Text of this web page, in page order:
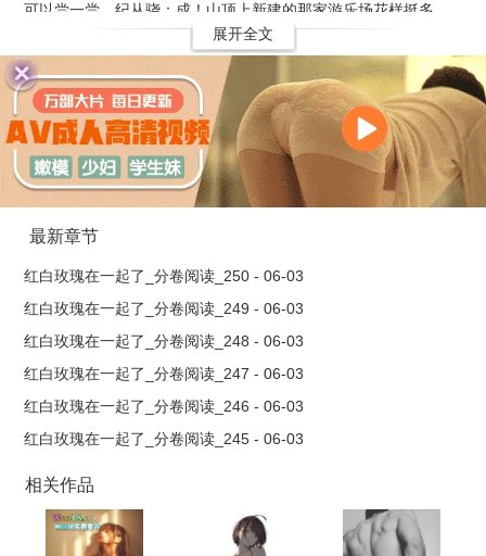
可以尝一尝。纪从骁：成！山顶上新建的那家游乐场花样挺多，
风景也不错，他估计马上要约你了。盛淮：游乐场需要好的玩伴
才有意思，并不想看杜明景的表演。纪从骁：说的也是，那改天
我两约上？盛淮：就这么说定了。简而言之，就是红白玫瑰一起
看渣男表演，最后他两看对眼的故事。…
展开全文
最新章节
红白玫瑰在一起了_分卷阅读_250 - 06-03
红白玫瑰在一起了_分卷阅读_249 - 06-03
红白玫瑰在一起了_分卷阅读_248 - 06-03
红白玫瑰在一起了_分卷阅读_247 - 06-03
红白玫瑰在一起了_分卷阅读_246 - 06-03
红白玫瑰在一起了_分卷阅读_245 - 06-03
相关作品